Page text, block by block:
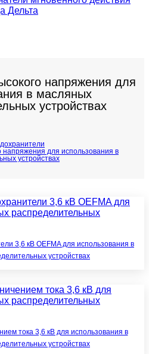
Дельта
напряжения для
в масляных
устройствах
напряжения для использования в
устройствах
3,6 кВ OEFMA для использования в
устройствах
тока 3,6 кВ для использования в
устройствах